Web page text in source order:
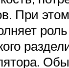
При